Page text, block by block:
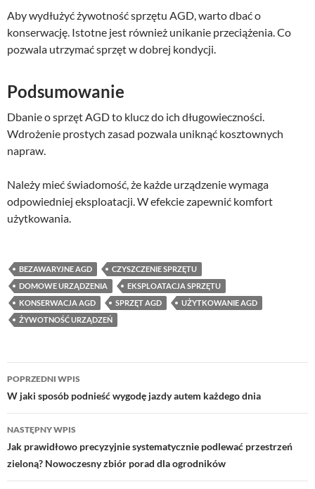
Aby wydłużyć żywotność sprzętu AGD, warto dbać o
konserwację. Istotne jest również unikanie przeciążenia. Co
pozwala utrzymać sprzęt w dobrej kondycji.
Podsumowanie
Dbanie o sprzęt AGD to klucz do ich długowieczności.
Wdrożenie prostych zasad pozwala uniknąć kosztownych
napraw.
Należy mieć świadomość, że każde urządzenie wymaga
odpowiedniej eksploatacji. W efekcie zapewnić komfort
użytkowania.
BEZAWARYJNE AGD
CZYSZCZENIE SPRZĘTU
DOMOWE URZĄDZENIA
EKSPLOATACJA SPRZĘTU
KONSERWACJA AGD
SPRZĘT AGD
UŻYTKOWANIE AGD
ŻYWOTNOŚĆ URZĄDZEŃ
Nawigacja
wpisu
POPRZEDNI WPIS
W jaki sposób podnieść wygodę jazdy autem każdego dnia
NASTĘPNY WPIS
Jak prawidłowo precyzyjnie systematycznie podlewać przestrzeń
zieloną? Nowoczesny zbiór porad dla ogrodników